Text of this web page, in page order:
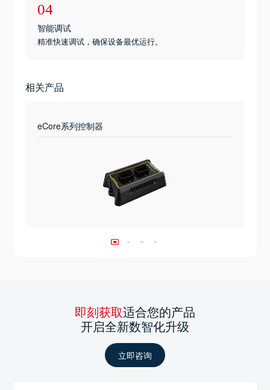
04
智能调试
精准快速调试，确保设备最优运行。
相关产品
eCore系列控制器
即刻获取适合您的产品
开启全新数智化升级
立即咨询